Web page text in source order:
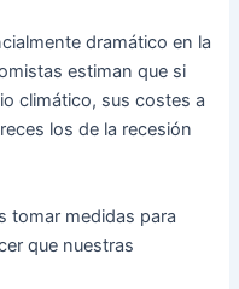
dramático en la
estiman que si
climático, sus costes a
los de la recesión
tomar medidas para
que nuestras